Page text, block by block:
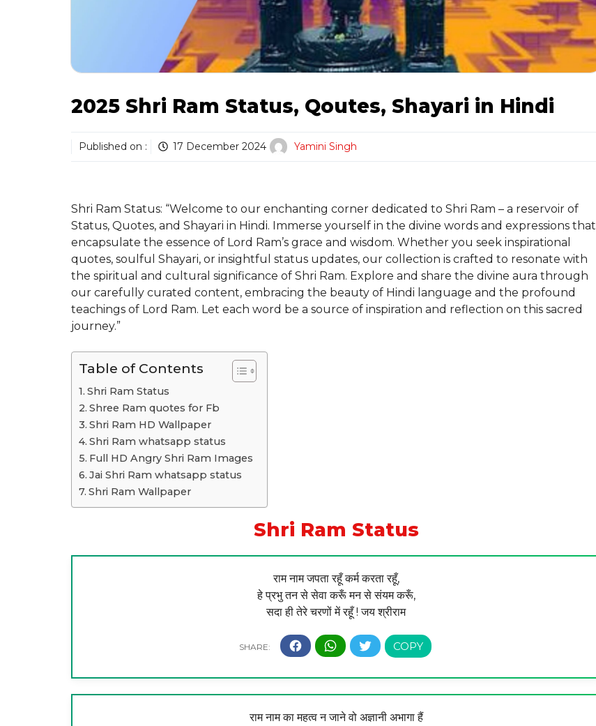
2025 Shri Ram Status, Qoutes, Shayari in Hindi
Published on : 17 December 2024 Yamini Singh
Shri Ram Status: “Welcome to our enchanting corner dedicated to Shri Ram – a reservoir of
Status, Quotes, and Shayari in Hindi. Immerse yourself in the divine words and expressions that
encapsulate the essence of Lord Ram’s grace and wisdom. Whether you seek inspirational
quotes, soulful Shayari, or insightful status updates, our collection is crafted to resonate with
the spiritual and cultural significance of Shri Ram. Explore and share the divine aura through
our carefully curated content, embracing the beauty of Hindi language and the profound
teachings of Lord Ram. Let each word be a source of inspiration and reflection on this sacred
journey.”
Table of Contents
Shri Ram Status
Shree Ram quotes for Fb
Shri Ram HD Wallpaper
Shri Ram whatsapp status
Full HD Angry Shri Ram Images
Jai Shri Ram whatsapp status
Shri Ram Wallpaper
Shri Ram Status
राम नाम जपता रहूँ कर्म करता रहूँ,
हे प्रभु तन से सेवा करूँ मन से संयम करूँ,
सदा ही तेरे चरणों में रहूँ ! जय श्रीराम
राम नाम का महत्व न जाने वो अज्ञानी अभागा हैं